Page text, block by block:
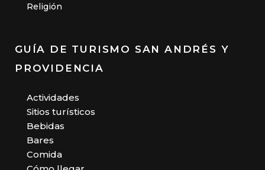
Religión
GUÍA DE TURISMO SAN ANDRÉS Y
PROVIDENCIA
Actividades
Sitios turísticos
Bebidas
Bares
Comida